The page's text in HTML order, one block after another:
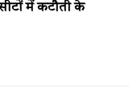
में कटौती के